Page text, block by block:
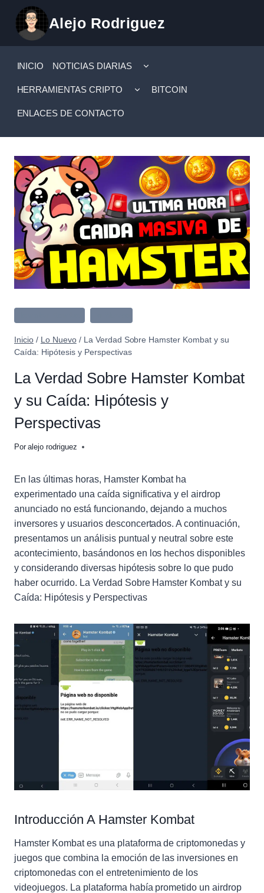
contenido
Alejo Rodriguez
INICIO NOTICIAS DIARIAS
ALTERNAR
HERRAMIENTAS CRIPTO
ALTERNAR
MENÚ
BITCOIN
ENLACES DE CONTACTO
Inicio / Lo Nuevo /
La Verdad Sobre Hamster Kombat y su
Caída: Hipótesis y Perspectivas
La Verdad Sobre Hamster Kombat
y su Caída: Hipótesis y
Perspectivas
Por alejo rodriguez
En las últimas horas, Hamster Kombat ha
experimentado una caída significativa y el airdrop
anunciado no está funcionando, dejando a muchos
inversores y usuarios desconcertados. A continuación,
presentamos un análisis puntual y neutral sobre este
acontecimiento, basándonos en los hechos disponibles
y considerando diversas hipótesis sobre lo que pudo
haber ocurrido. La Verdad Sobre Hamster Kombat y su
Caída: Hipótesis y Perspectivas
Introducción A Hamster Kombat
Hamster Kombat es una plataforma de criptomonedas y
juegos que combina la emoción de las inversiones en
criptomonedas con el entretenimiento de los
videojuegos. La plataforma había prometido un airdrop